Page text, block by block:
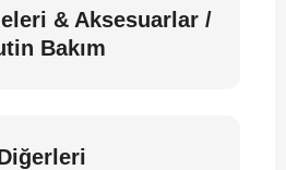
& Aksesuarlar /
Bakım